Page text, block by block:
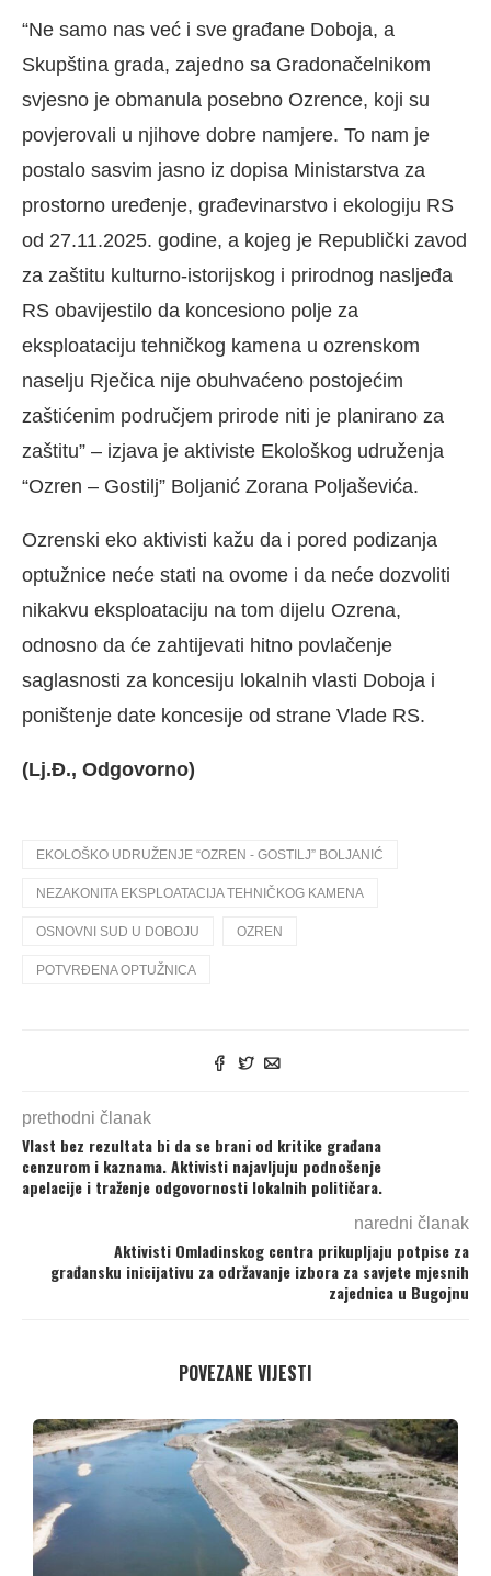
“Ne samo nas već i sve građane Doboja, a
Skupština grada, zajedno sa Gradonačelnikom
svjesno je obmanula posebno Ozrence, koji su
povjerovali u njihove dobre namjere. To nam je
postalo sasvim jasno iz dopisa Ministarstva za
prostorno uređenje, građevinarstvo i ekologiju RS
od 27.11.2025. godine, a kojeg je Republički zavod
za zaštitu kulturno-istorijskog i prirodnog nasljeđa
RS obavijestilo da koncesiono polje za
eksploataciju tehničkog kamena u ozrenskom
naselju Rječica nije obuhvaćeno postojećim
zaštićenim područjem prirode niti je planirano za
zaštitu” – izjava je aktiviste Ekološkog udruženja
“Ozren – Gostilj” Boljanić Zorana Poljaševića.
Ozrenski eko aktivisti kažu da i pored podizanja
optužnice neće stati na ovome i da neće dozvoliti
nikakvu eksploataciju na tom dijelu Ozrena,
odnosno da će zahtijevati hitno povlačenje
saglasnosti za koncesiju lokalnih vlasti Doboja i
poništenje date koncesije od strane Vlade RS.
(Lj.Đ., Odgovorno)
EKOLOŠKO UDRUŽENJE “OZREN - GOSTILJ” BOLJANIĆ
NEZAKONITA EKSPLOATACIJA TEHNIČKOG KAMENA
OSNOVNI SUD U DOBOJU OZREN
POTVRĐENA OPTUŽNICA
prethodni članak
Vlast bez rezultata bi da se brani od kritike građana
cenzurom i kaznama. Aktivisti najavljuju podnošenje
apelacije i traženje odgovornosti lokalnih političara.
naredni članak
Aktivisti Omladinskog centra prikupljaju potpise za
građansku inicijativu za održavanje izbora za savjete mjesnih
zajednica u Bugojnu
POVEZANE VIJESTI